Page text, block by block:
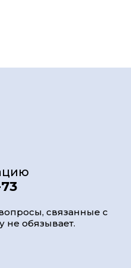
связанные с
не обязывает.